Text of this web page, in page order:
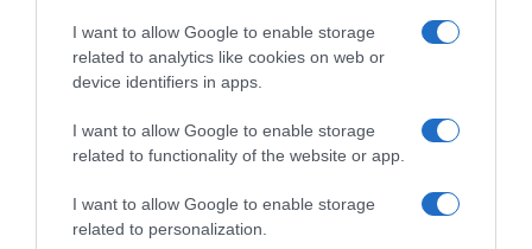
I want to allow Google to enable storage
related to analytics like cookies on web or
device identifiers in apps.
I want to allow Google to enable storage
related to functionality of the website or app.
I want to allow Google to enable storage
related to personalization.
άδειασμα, που κατέκτησαν κάτι πολύ μεγάλο.
αθλητισμό είναι το καύσιμο και το δικό μας
αυτές τις δύο χρονιές δοκιμάστηκε. Μας
βοήθησαν οι αντίπαλοι με όλες αυτές τις
δηλώσεις και εμάς τους προπονητές αλλά και